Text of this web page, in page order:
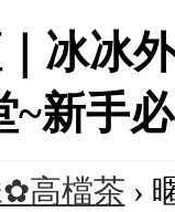
冰冰
~新手
高檔茶 ›